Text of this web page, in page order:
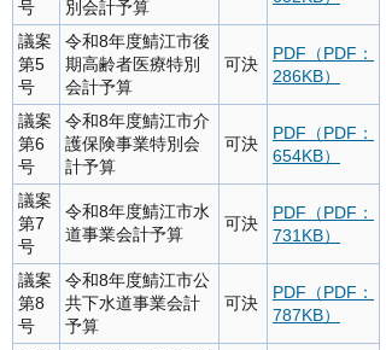
号
別会計予算
議案
第5
号
令和8年度鯖江市後
期高齢者医療特別
会計予算
可決
PDF（PDF：
286KB）
議案
第6
号
令和8年度鯖江市介
護保険事業特別会
計予算
可決
PDF（PDF：
654KB）
議案
第7
号
令和8年度鯖江市水
道事業会計予算
可決
PDF（PDF：
731KB）
議案
第8
号
令和8年度鯖江市公
共下水道事業会計
予算
可決
PDF（PDF：
787KB）